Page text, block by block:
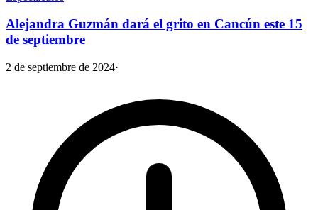
Alejandra Guzmán dará el grito en Cancún este 15
de septiembre
2 de septiembre de 2024·